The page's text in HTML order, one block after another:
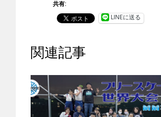
共有:
LINEに送る
関連記事